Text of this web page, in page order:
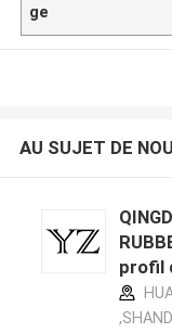
ge
AU SUJET DE
profil